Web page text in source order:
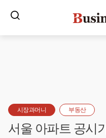
시장과머니 부동산
서울 아파트 공시